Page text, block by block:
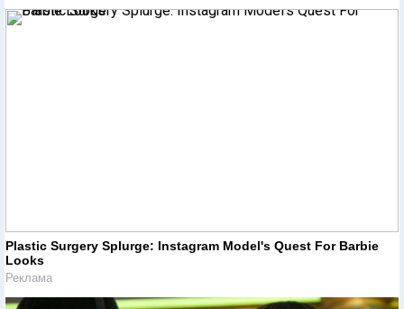
Plastic Surgery Splurge: Instagram Model's Quest For Barbie
Looks
Реклама